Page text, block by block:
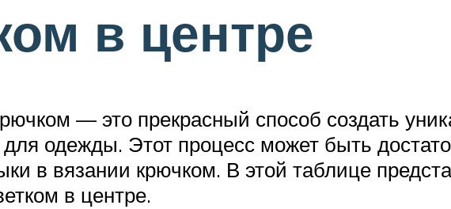
в центре
— это прекрасный способ создать
одежды. Этот процесс может быть
в вязании крючком. В этой таблице
в центре.